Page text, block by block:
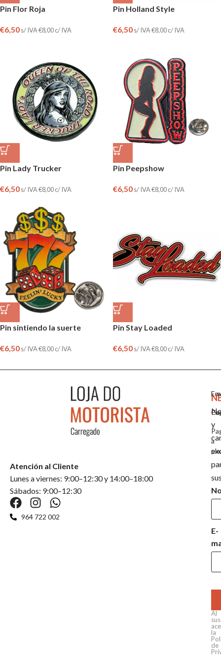
Pin Flor Roja
€6,50s/ IVA€8,00c/ IVA
Pin Holland Style
€6,50s/ IVA€8,00c/ IVA
Pin Lady Trucker
€6,50s/ IVA€8,00c/ IVA
Pin Peepshow
€6,50s/ IVA€8,00c/ IVA
Pin sintiendo la suerte
€6,50s/ IVA€8,00c/ IVA
Pin Stay Loaded
€6,50s/ IVA€8,00c/ IVA
a
Atención al Cliente
Lunes a viernes: 9:00–12:30 y 14:00–18:00
Sábados: 9:00–12:30
964 722 002
y
E-
Al
la
de